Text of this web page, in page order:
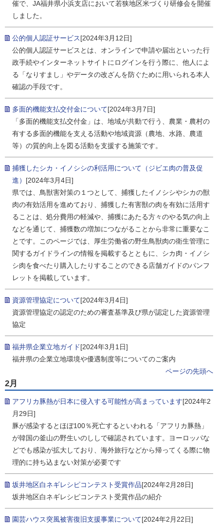
催で、JA福井県小浜支店において若狭地区米づくり研修会を開催
しました。
公的個人認証サービス[2024年3月12日]
公的個人認証サービスとは、オンラインで申請や届出といった行
政手続やインターネットサイトにログインを行う際に、他人によ
る「なりすまし」やデータの改ざんを防ぐために用いられる本人
確認の手段です。
多面的機能支払交付金について[2024年3月7日]
「多面的機能支払交付金」は、地域が共動で行う、農業・農村の
有する多面的機能を支える活動や地域資源（農地、水路、農道
等）の質的向上を図る活動を支援する施策です。
捕獲したシカ・イノシシの利活用について（ジビエ肉の普及促
進） [2024年3月4日]
県では、鳥獣害対策の１つとして、捕獲したイノシシやシカの獣
肉の有効活用を進めており、捕獲した有害獣の肉を有効に活用す
ることは、処分費用の軽減や、捕獲にあたる方々のやる気の向上
などを通じて、捕獲数の増加につながることから非常に重要なこ
とです。このページでは、厚生労働省の野生鳥獣肉の衛生管理に
関するガイドラインの情報を掲載するとともに、シカ肉・イノシ
シ肉を食べたり購入したりすることのできる店舗ガイドのパンフ
レットを掲載しています。
資源管理協定について[2024年3月4日]
資源管理協定の認定のための審査基準及び県が認定した資源管理
協定
福井県企業立地ガイド[2024年3月1日]
福井県の企業立地環境や優遇制度等についてのご案内
ページの先頭へ
2月
アフリカ豚熱が日本に侵入する可能性が高まっています[2024年2
月29日]
豚が感染するとほぼ100％死亡するといわれる「アフリカ豚熱」
が韓国の釜山の野生いのししで確認されています。ヨーロッパな
どでも感染が拡大しており、海外旅行などから帰ってくる際に物
理的に持ち込まない対策が必要です
坂井地区白ネギレシピコンテスト受賞作品[2024年2月28日]
坂井地区白ネギレシピコンテスト受賞作品の紹介
園芸ハウス突風被害復旧支援事業について[2024年2月22日]